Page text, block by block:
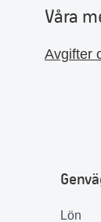
Våra
Avgifter
Lön